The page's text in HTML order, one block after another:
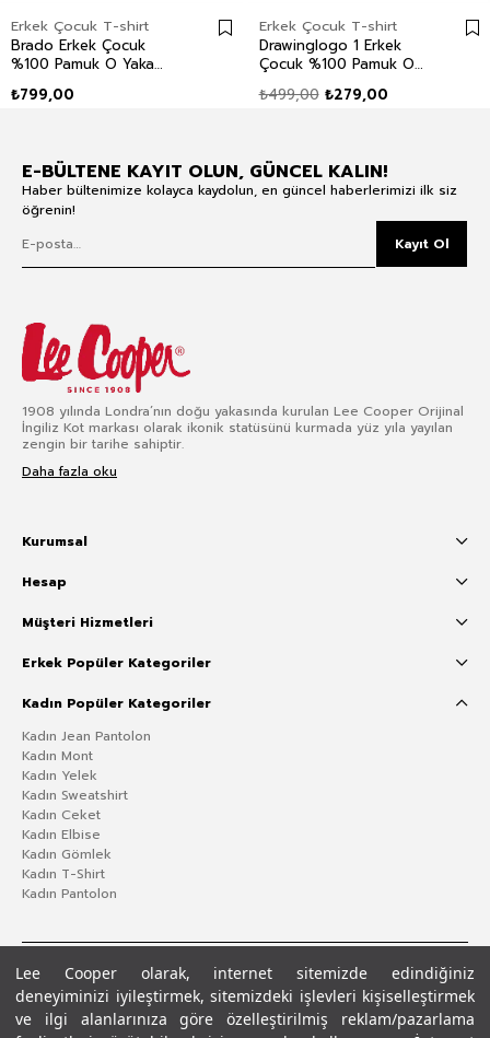
Lee Cooper olarak, internet sitemizde edindiğiniz
deneyiminizi iyileştirmek, sitemizdeki işlevleri kişiselleştirmek
ve ilgi alanlarınıza göre özelleştirilmiş reklam/pazarlama
Erkek Çocuk T-shirt
Brado Erkek Çocuk
%100 Pamuk O Yaka
₺799,00
Erkek Çocuk T-shirt
Drawinglogo 1 Erkek
Çocuk %100 Pamuk O
₺279,00
₺499,00
E-BÜLTENE KAYIT OLUN, GÜNCEL KALIN!
Haber bültenimize kolayca kaydolun, en güncel haberlerimizi ilk siz
öğrenin!
Kayıt Ol
1908 yılında Londra’nın doğu yakasında kurulan Lee Cooper Orijinal
İngiliz Kot markası olarak ikonik statüsünü kurmada yüz yıla yayılan
zengin bir tarihe sahiptir.
Daha fazla oku
Kurumsal
Hesap
Müşteri Hizmetleri
Erkek Popüler Kategoriler
Kadın Popüler Kategoriler
Kadın Jean Pantolon
Kadın Mont
Kadın Yelek
Kadın Sweatshirt
Kadın Ceket
Kadın Elbise
Kadın Gömlek
Kadın T-Shirt
Kadın Pantolon